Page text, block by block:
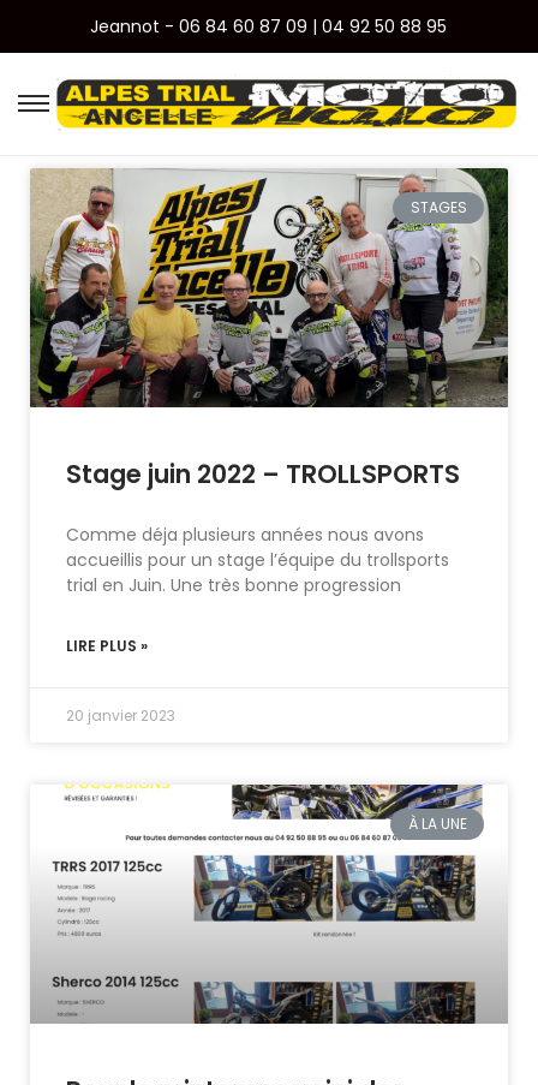
Jeannot - 06 84 60 87 09 | 04 92 50 88 95
STAGES
Stage juin 2022 – TROLLSPORTS
Comme déja plusieurs années nous avons
accueillis pour un stage l’équipe du trollsports
trial en Juin. Une très bonne progression
LIRE PLUS »
20 janvier 2023
À LA UNE